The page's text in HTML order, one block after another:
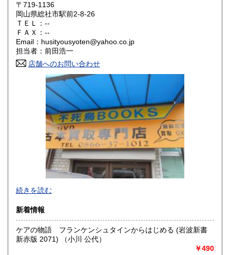
大阪府 300円
奈良県
鳥取県
300円 広島県
300円 徳島県
300円 愛媛県
300円 福岡県
300円 長崎県
熊本県
宮崎県
沖縄県 300円
〒719-1136
岡山県総社市駅前2-8-26
ＴＥＬ：--
ＦＡＸ：--
Email：husityousyoten@yahoo.co.jp
担当者：前田浩一
店舗へのお問い合わせ
不死鳥BOOKSでは、書籍だけでなくCD、DVD、レコード、
ゲーム、おもちゃ、骨董品まであらゆるものの買い取りがで
にお問い合わせください。出張費は、無料です。
沿線名：伯備線・桃太郎線(吉備線)
最寄駅：総社駅
続きを読む
新着情報
ケアの物語 フランケンシュタインからはじめる (岩波新書
新赤版 2071) （小川 公代）
￥490